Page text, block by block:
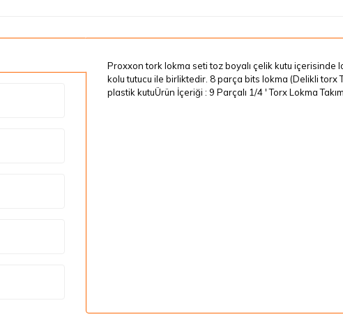
Proxxon tork lokma seti toz boyalı çelik kutu
kolu tutucu ile birliktedir. 8 parça bits lokma (Delikli torx
plastik kutuÜrün İçeriği : 9 Parçalı 1/4 ' Torx Lokma